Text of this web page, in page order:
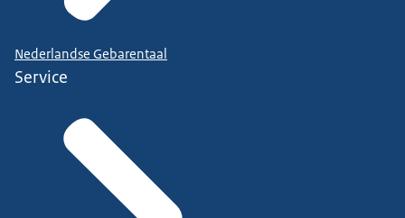
Nederlandse Gebarentaal
Service